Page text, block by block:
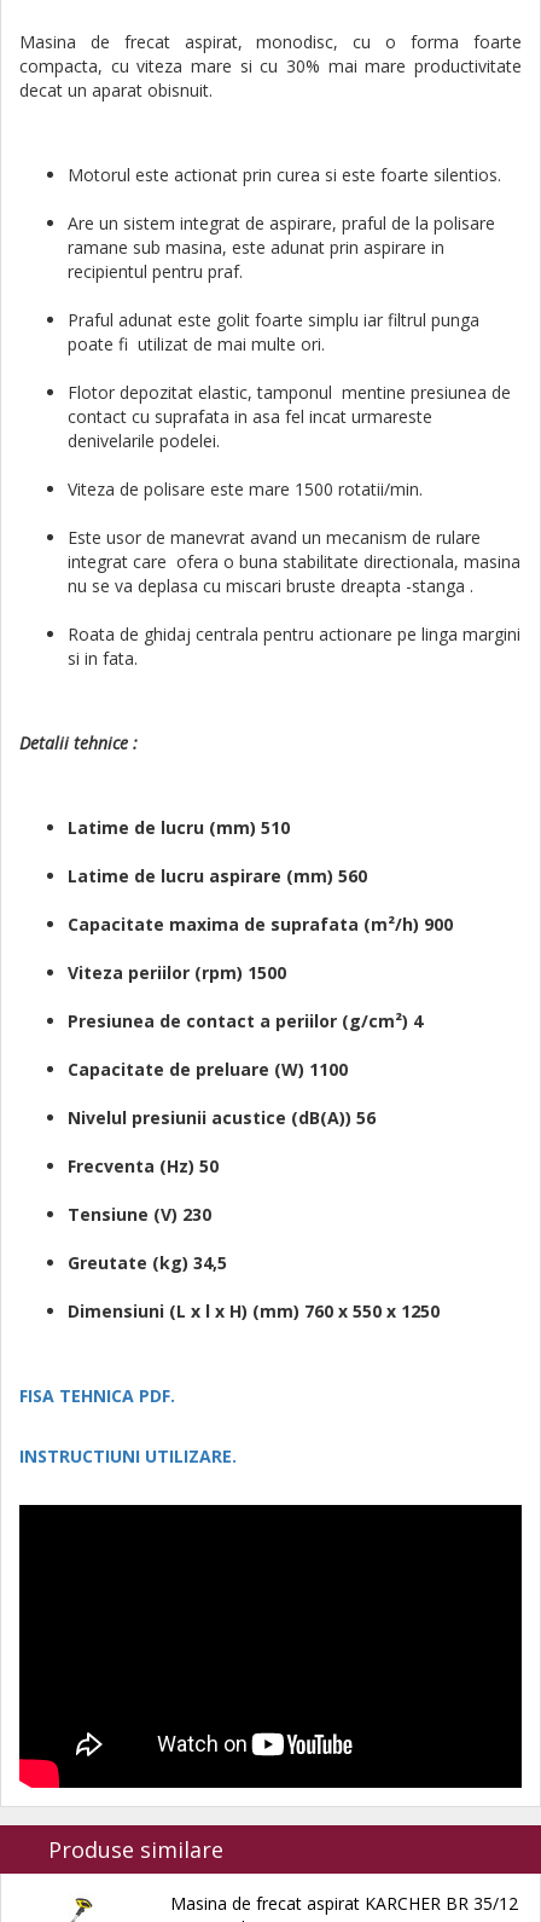
Masina de frecat aspirat, monodisc, cu o forma foarte
compacta, cu viteza mare si cu 30% mai mare productivitate
decat un aparat obisnuit.
Motorul este actionat prin curea si este foarte silentios.
Are un sistem integrat de aspirare, praful de la polisare
ramane sub masina, este adunat prin aspirare in
recipientul pentru praf.
Praful adunat este golit foarte simplu iar filtrul punga
poate fi utilizat de mai multe ori.
Flotor depozitat elastic, tamponul mentine presiunea de
contact cu suprafata in asa fel incat urmareste
denivelarile podelei.
Viteza de polisare este mare 1500 rotatii/min.
Este usor de manevrat avand un mecanism de rulare
integrat care ofera o buna stabilitate directionala, masina
nu se va deplasa cu miscari bruste dreapta -stanga .
Roata de ghidaj centrala pentru actionare pe linga margini
si in fata.
Detalii tehnice :
Latime de lucru (mm) 510
Latime de lucru aspirare (mm) 560
Capacitate maxima de suprafata (m²/h) 900
Viteza periilor (rpm) 1500
Presiunea de contact a periilor (g/cm²) 4
Capacitate de preluare (W) 1100
Nivelul presiunii acustice (dB(A)) 56
Frecventa (Hz) 50
Tensiune (V) 230
Greutate (kg) 34,5
Dimensiuni (L x l x H) (mm) 760 x 550 x 1250
FISA TEHNICA PDF.
INSTRUCTIUNI UTILIZARE.
Produse similare
Masina de frecat aspirat KARCHER BR 35/12